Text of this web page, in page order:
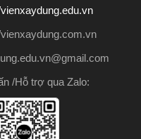
/Hỗ trợ qua Zalo: